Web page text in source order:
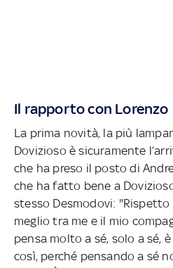
Il rapporto con Lorenzo
La prima novità, la più
Dovizioso è sicuramente
che ha preso il posto di
che ha fatto bene a
stesso Desmodovi:
meglio tra me e il mio
pensa molto a sé, solo a sé,
così, perché pensando a sé